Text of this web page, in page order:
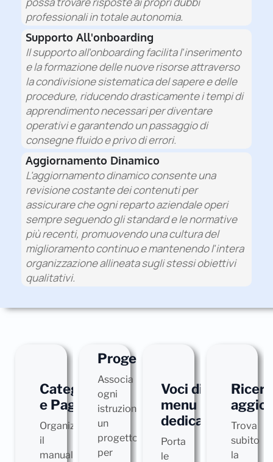
professionali in totale autonomia.
Supporto All'onboarding
Il supporto all'onboarding facilita l'inserimento
e la formazione delle nuove risorse attraverso
la condivisione sistematica del sapere e delle
procedure, riducendo drasticamente i tempi di
apprendimento necessari per diventare
operativi e garantendo un passaggio di
consegne fluido e privo di errori.
Aggiornamento Dinamico
L'aggiornamento dinamico consente una
revisione costante dei contenuti per
assicurare che ogni reparto aziendale operi
sempre seguendo gli standard e le normative
più recenti, promuovendo una cultura del
miglioramento continuo e mantenendo l'intera
organizzazione allineata sugli stessi obiettivi
qualitativi.
Categorie
e Pagine
Organizza
il
manuale
Progetti
Associa
ogni
istruzione
un
progetto
per
Voci di
menu
dedicate
Porta
le
Trova
subito
la